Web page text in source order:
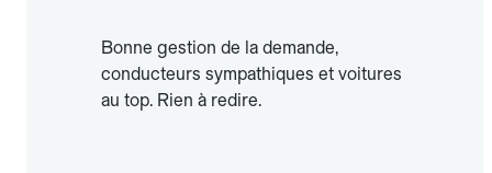
Bonne gestion de la demande,
conducteurs sympathiques et voitures
au top. Rien à redire.